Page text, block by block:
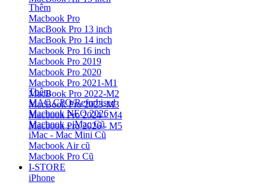
Thêm
Macbook Pro
MacBook Pro 13 inch
MacBook Pro 14 inch
Macbook Pro 16 inch
Macbook Pro 2019
Macbook Pro 2020
Macbook Pro 2021-M1
MacBook Pro 2022-M2
MacBook Pro 2023-M3
Macbook Pro 2024 - M4
Macbook Pro 2026 - M5
Thêm
MAC CPO/Refurbised
Macbook NEO 2026
Macbook - iMac Cũ
iMac - Mac Mini Cũ
Macbook Air cũ
Macbook Pro Cũ
I-STORE
iPhone